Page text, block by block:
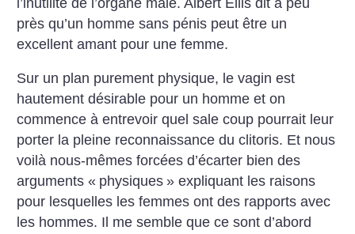
près qu’un homme sans pénis peut être un
excellent amant pour une femme.
Sur un plan purement physique, le vagin est
hautement désirable pour un homme et on
commence à entrevoir quel sale coup pourrait leur
porter la pleine reconnaissance du clitoris. Et nous
voilà nous-mêmes forcées d’écarter bien des
arguments « physiques » expliquant les raisons
pour lesquelles les femmes ont des rapports avec
les hommes. Il me semble que ce sont d’abord